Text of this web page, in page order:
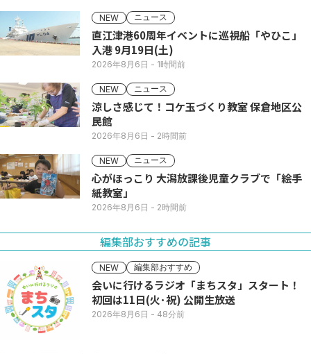
NEW ニュース
直江津港60周年イベントに巡視船「やひこ」
入港 9月19日(土)
2026年8月6日 - 1時間前
NEW ニュース
涼しさ感じて！コケ玉づくり教室 保倉地区公
民館
2026年8月6日 - 2時間前
NEW ニュース
心がほっこり 大潟放課後児童クラブで「絵手
紙教室」
2026年8月6日 - 2時間前
編集部おすすめの記事
NEW 編集部おすすめ
会いに行けるラジオ「まちスタ」スタート！
初回は11日(火･祝) 公開生放送
2026年8月6日 - 48分前